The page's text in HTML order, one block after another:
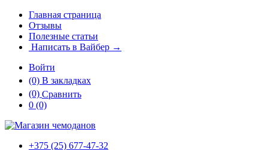
Главная страница
Отзывы
Полезные статьи
Написать в Вайбер →
Войти
(0) В закладках
(0) Сравнить
0 (0)
+375 (25) 677-47-32